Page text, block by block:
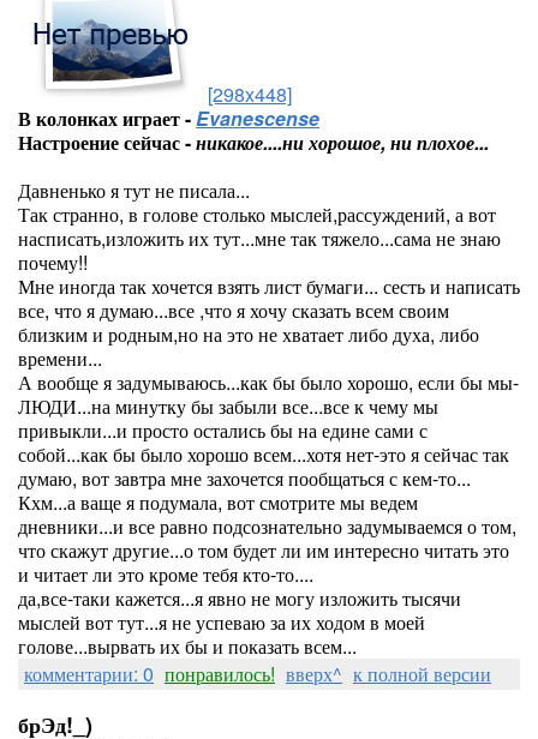
[298x448]
В колонках играет -Evanescense
Настроение сейчас -никакое....ни хорошое, ни плохое...
Давненько я тут не писала...
Так странно, в голове столько мыслей,рассуждений, а вот
насписать,изложить их тут...мне так тяжело...сама не знаю
почему!!
Мне иногда так хочется взять лист бумаги... сесть и написать
все, что я думаю...все ,что я хочу сказать всем своим
близким и родным,но на это не хватает либо духа, либо
времени...
А вообще я задумываюсь...как бы было хорошо, если бы мы-
ЛЮДИ...на минутку бы забыли все...все к чему мы
привыкли...и просто остались бы на едине сами с
собой...как бы было хорошо всем...хотя нет-это я сейчас так
думаю, вот завтра мне захочется пообщаться с кем-то...
Кхм...а ваще я подумала, вот смотрите мы ведем
дневники...и все равно подсознательно задумываемся о том,
что скажут другие...о том будет ли им интересно читать это
и читает ли это кроме тебя кто-то....
да,все-таки кажется...я явно не могу изложить тысячи
мыслей вот тут...я не успеваю за их ходом в моей
голове...вырвать их бы и показать всем...
комментарии: 0 понравилось! вверх^ к полной версии
брЭд!_)